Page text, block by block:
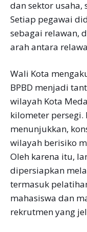
dan sektor usaha,
Setiap pegawai
sebagai relawan,
arah antara
Wali Kota
BPBD menjadi
wilayah Kota
kilometer
menunjukkan,
wilayah berisiko
Oleh karena itu,
dipersiapkan
termasuk
mahasiswa dan
rekrutmen yang